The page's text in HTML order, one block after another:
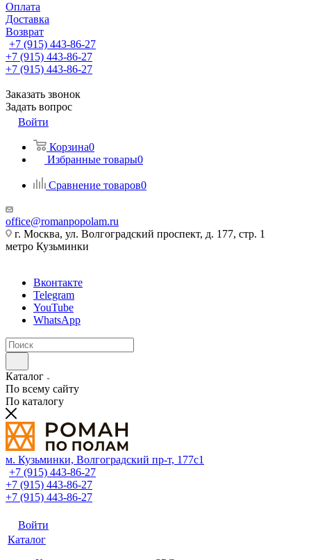
Оплата
Доставка
Возврат
+7 (915) 443-86-27
+7 (915) 443-86-27
+7 (915) 443-86-27
Заказать звонок
Задать вопрос
Войти
Корзина0
Избранные товары0
Сравнение товаров0
office@romanpopolam.ru
г. Москва, ул. Волгоградский проспект, д. 177, стр. 1
метро Кузьминки
Вконтакте
Telegram
YouTube
WhatsApp
Каталог
По всему сайту
По каталогу
м. Кузьминки, Волгоградский пр‑т, 177с1
+7 (915) 443-86-27
+7 (915) 443-86-27
+7 (915) 443-86-27
Войти
Каталог